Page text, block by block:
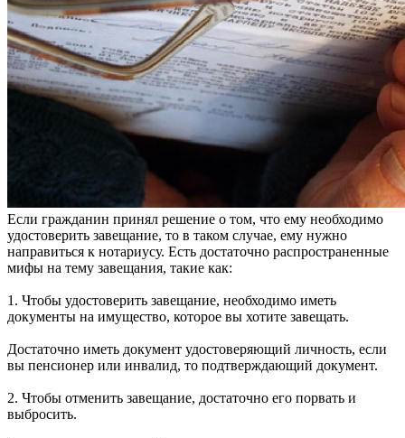
Если гражданин принял решение о том, что ему необходимо
удостоверить завещание, то в таком случае, ему нужно
направиться к нотариусу. Есть достаточно распространенные
мифы на тему завещания, такие как:
1. Чтобы удостоверить завещание, необходимо иметь
документы на имущество, которое вы хотите завещать.
Достаточно иметь документ удостоверяющий личность, если
вы пенсионер или инвалид, то подтверждающий документ.
2. Чтобы отменить завещание, достаточно его порвать и
выбросить.